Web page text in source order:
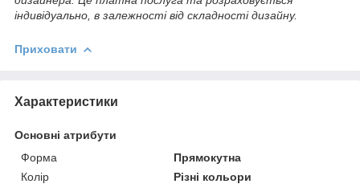
індивідуально, в залежності від складності дизайну.
Приховати
Характеристики
Основні атрибути
Форма
Прямокутна
Колір
Різні кольори